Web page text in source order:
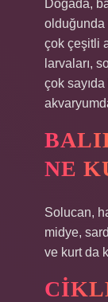
Doğada,
olduğunda
çok çeşitli
larvaları,
çok
NE
Solucan,
midye,
ve kurt da